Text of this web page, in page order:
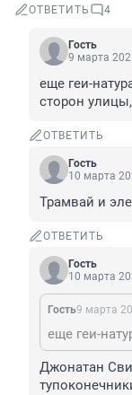
ОТВЕТИТЬ 4
Гость
9 марта
еще геи-
сторон
ОТВЕТИТЬ
Гость
10 марта
Трамвай и
ОТВЕТИТЬ
Гость
10 марта
Гость9 марта
Джонатан